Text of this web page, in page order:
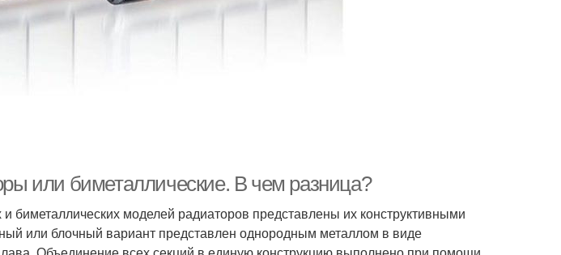
или биметаллические. В чем разница?
моделей радиаторов представлены их конструктивными
или блочный вариант представлен однородным металлом в виде